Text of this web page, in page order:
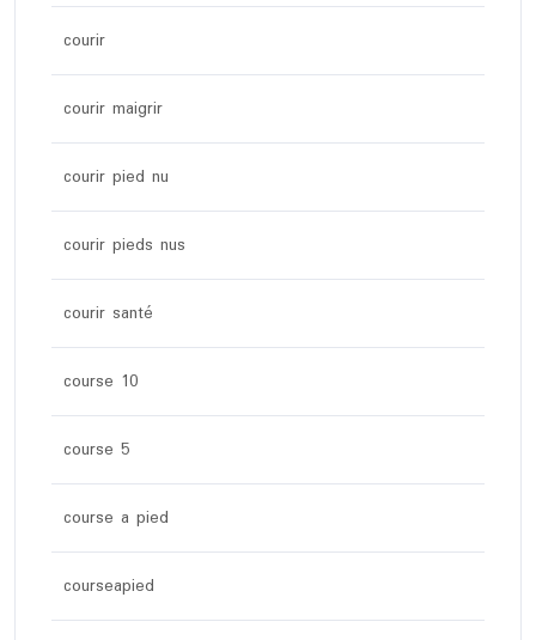
courir
courir maigrir
courir pied nu
courir pieds nus
courir santé
course 10
course 5
course a pied
courseapied